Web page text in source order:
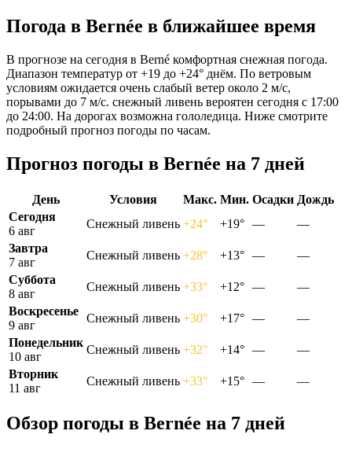
Погода в Bernéе в ближайшее время
В прогнозе на сегодня в Berné комфортная снежная погода.
Диапазон температур от +19 до +24° днём. По ветровым
условиям ожидается очень слабый ветер около 2 м/с,
порывами до 7 м/с. снежный ливень вероятен сегодня с 17:00
до 24:00. На дорогах возможна гололедица. Ниже смотрите
подробный прогноз погоды по часам.
Прогноз погоды в Bernéе на 7 дней
День Условия Макс. Мин. Осадки Дождь
Сегодня
6 авг
Снежный ливень +24° +19° —
—
Завтра
7 авг
Снежный ливень +28° +13° —
—
Суббота
8 авг
Снежный ливень +33° +12° —
—
Воскресенье
9 авг
Снежный ливень +30° +17° —
—
Понедельник
10 авг
Снежный ливень +32° +14° —
—
Вторник
11 авг
Снежный ливень +33° +15° — —
Обзор погоды в Bernéе на 7 дней